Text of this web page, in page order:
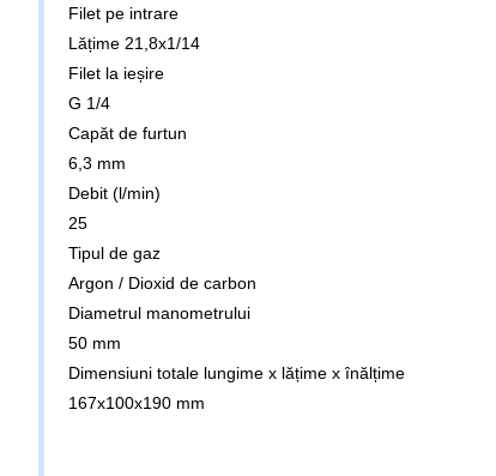
Filet pe intrare
Lățime 21,8x1/14
Filet la ieșire
G 1/4
Capăt de furtun
6,3 mm
Debit (l/min)
25
Tipul de gaz
Argon / Dioxid de carbon
Diametrul manometrului
50 mm
Dimensiuni totale lungime x lățime x înălțime
167x100x190 mm